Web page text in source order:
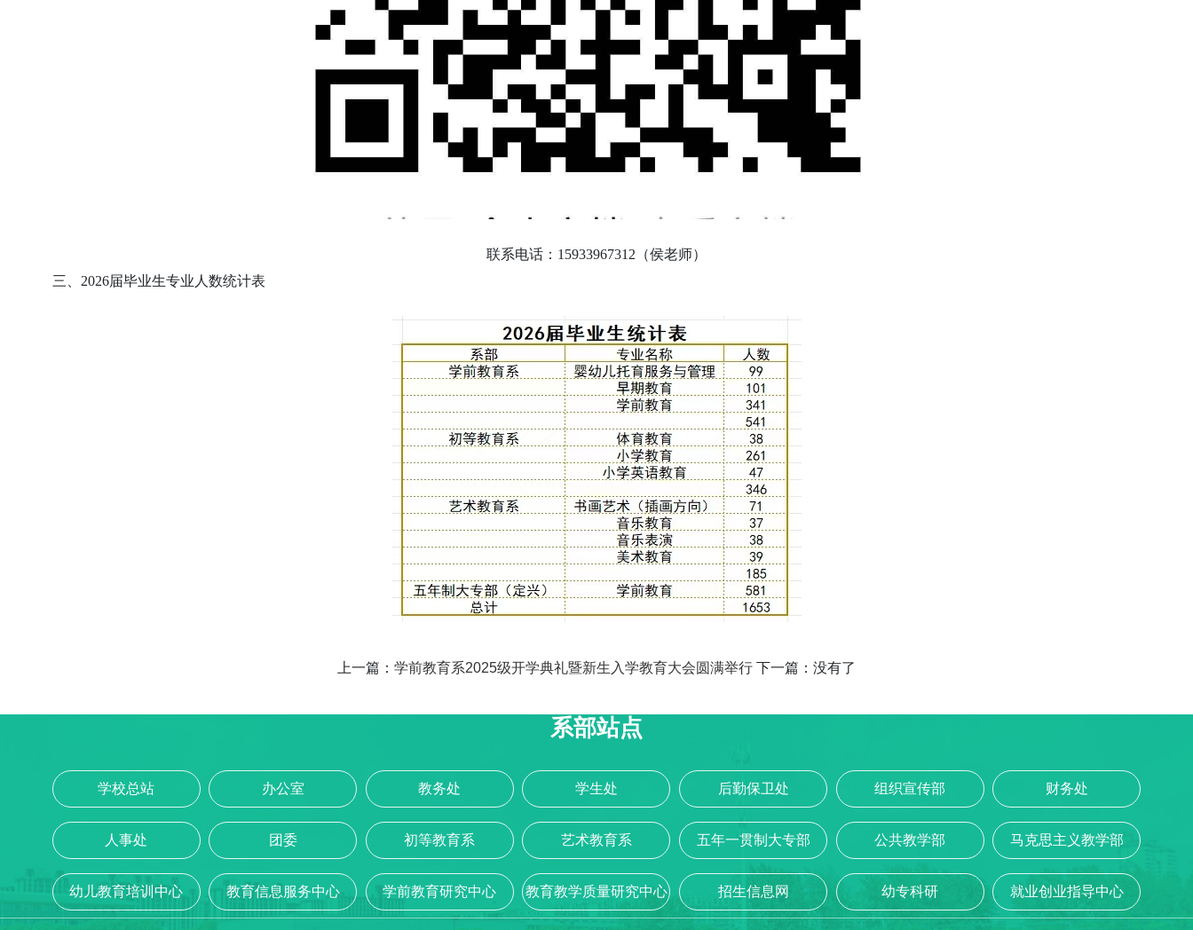
联系电话：15933967312（侯老师）
三、2026届毕业生专业人数统计表
上一篇： 学前教育系2025级开学典礼暨新生入学教育大会圆满举行 下一篇：没有了
系部站点
学校总站 办公室 教务处 学生处 后勤保卫处 组织宣传部 财务处
人事处 团委 初等教育系 艺术教育系 五年一贯制大专部 公共教学部 马克思主义教学部
幼儿教育培训中心 教育信息服务中心 学前教育研究中心 教育教学质量研究中心 招生信息网 幼专科研 就业创业指导中心